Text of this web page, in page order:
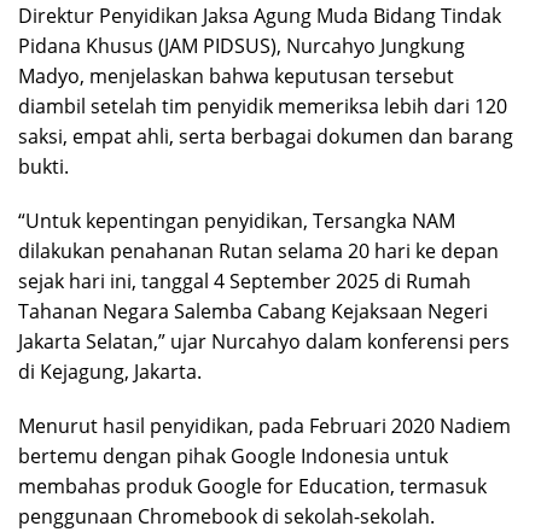
Direktur Penyidikan Jaksa Agung Muda Bidang Tindak
Pidana Khusus (JAM PIDSUS), Nurcahyo Jungkung
Madyo, menjelaskan bahwa keputusan tersebut
diambil setelah tim penyidik memeriksa lebih dari 120
saksi, empat ahli, serta berbagai dokumen dan barang
bukti.
“Untuk kepentingan penyidikan, Tersangka NAM
dilakukan penahanan Rutan selama 20 hari ke depan
sejak hari ini, tanggal 4 September 2025 di Rumah
Tahanan Negara Salemba Cabang Kejaksaan Negeri
Jakarta Selatan,” ujar Nurcahyo dalam konferensi pers
di Kejagung, Jakarta.
Menurut hasil penyidikan, pada Februari 2020 Nadiem
bertemu dengan pihak Google Indonesia untuk
membahas produk Google for Education, termasuk
penggunaan Chromebook di sekolah-sekolah.